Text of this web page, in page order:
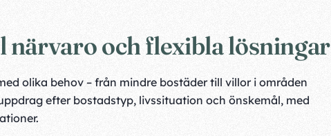
närvaro och flexibla lösningar
olika behov – från mindre bostäder till villor i områden
efter bostadstyp, livssituation och önskemål, med